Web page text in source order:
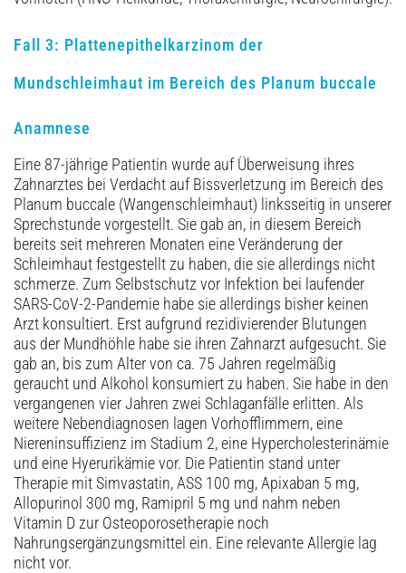
Fall 3: Plattenepithelkarzinom der
Mundschleimhaut im Bereich des Planum buccale
Anamnese
Eine 87-jährige Patientin wurde auf Überweisung ihres
Zahnarztes bei Verdacht auf Bissverletzung im Bereich des
Planum buccale (Wangenschleimhaut) linksseitig in unserer
Sprechstunde vorgestellt. Sie gab an, in diesem Bereich
bereits seit mehreren Monaten eine Veränderung der
Schleimhaut festgestellt zu haben, die sie allerdings nicht
schmerze. Zum Selbstschutz vor Infektion bei laufender
SARS-CoV-2-Pandemie habe sie allerdings bisher keinen
Arzt konsultiert. Erst aufgrund rezidivierender Blutungen
aus der Mundhöhle habe sie ihren Zahnarzt aufgesucht. Sie
gab an, bis zum Alter von ca. 75 Jahren regelmäßig
geraucht und Alkohol konsumiert zu haben. Sie habe in den
vergangenen vier Jahren zwei Schlaganfälle erlitten. Als
weitere Neben­diagnosen lagen Vorhofflimmern, eine
Niereninsuffizienz im Stadium 2, eine Hypercholesterin­ämie
und eine Hyerurikämie vor. Die Patientin stand unter
Therapie mit Simvastatin, ASS 100 mg, Apixaban 5 mg,
Allopurinol 300 mg, Ramipril 5 mg und nahm neben
Vitamin D zur Osteoporosetherapie noch
Nahrungsergänzungsmittel ein. Eine relevante Allergie lag
nicht vor.